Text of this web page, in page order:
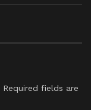
Required fields are